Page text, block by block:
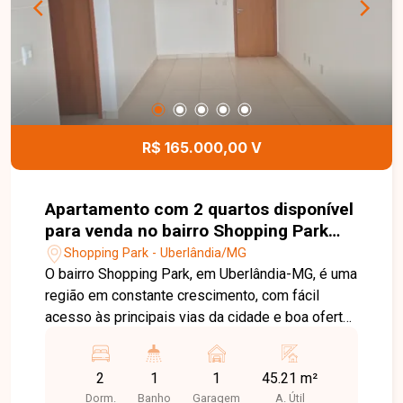
a dia. O condomínio oferece portaria 24 horas,
monitoramento por câmeras, água e gás
encanado, além de uma completa estrutura de
lazer com academia, piscinas adulto e infantil,
playground, espaço fitness, salão de jogos,
quadra poliesportiva e espaço gourmet. Entre em
contato para mais informações e agende sua
visita para conhecer este excelente imóvel.
R$ 165.000,00 V
Apartamento com 2 quartos disponível
para venda no bairro Shopping Park
em Uberlândia-MG
Shopping Park - Uberlândia/MG
O bairro Shopping Park, em Uberlândia-MG, é uma
região em constante crescimento, com fácil
acesso às principais vias da cidade e boa oferta
praticidade e excelente custo-benefício.
Apartamento novo, nunca habitado, composto por
2
Dorm.
1
Banho
1
Garagem
45.21 m²
A. Útil